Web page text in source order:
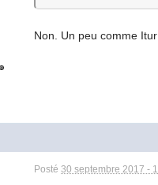
Non. Un peu comme
Posté30 septembre 2017 -